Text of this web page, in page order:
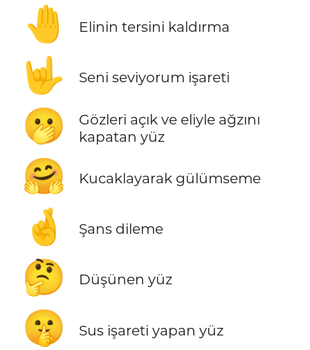
🤚 Elinin tersini kaldırma
🤟 Seni seviyorum işareti
🫢
Gözleri açık ve eliyle ağzını
kapatan yüz
🤗 Kucaklayarak gülümseme
🤞 Şans dileme
🤔 Düşünen yüz
🤫 Sus işareti yapan yüz